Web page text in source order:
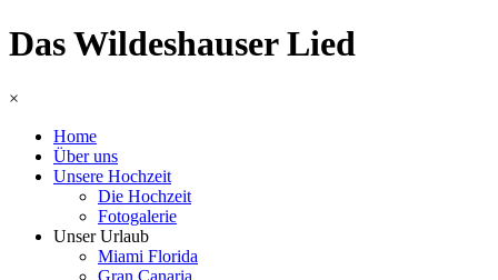
Das Wildeshauser Lied
×
Home
Über uns
Unsere Hochzeit
Die Hochzeit
Fotogalerie
Unser Urlaub
Miami Florida
Gran Canaria